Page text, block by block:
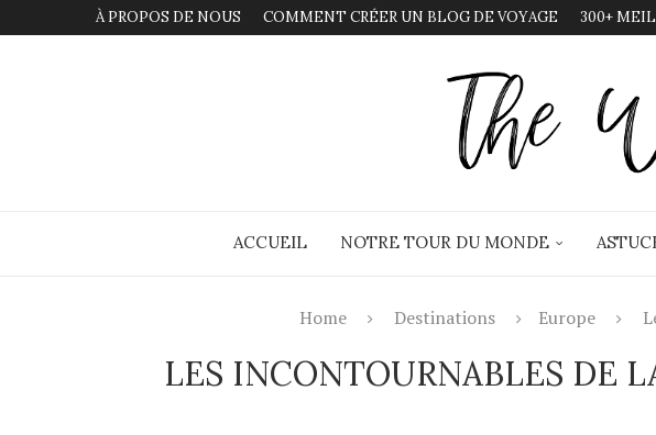
À PROPOS DE NOUS COMMENT CRÉER UN BLOG DE VOYAGE 300+
ACCUEIL NOTRE TOUR DU MONDE
Home Destinations Europe
LES INCONTOURNABLES DE